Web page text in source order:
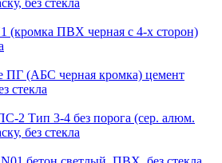
без стекла
(кромка ПВХ черная с 4-х сторон)
ПГ (АБС черная кромка) цемент
стекла
2 Тип 3-4 без порога (сер. алюм.
без стекла